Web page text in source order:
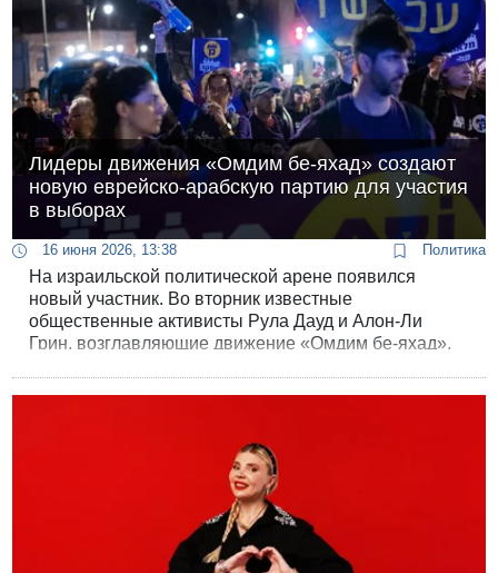
Лидеры движения «Омдим бе-яхад» создают
новую еврейско-арабскую партию для участия
в выборах
16 июня 2026, 13:38 Политика
На израильской политической арене появился
новый участник. Во вторник известные
общественные активисты Рула Дауд и Алон-Ли
Грин, возглавляющие движение «Омдим бе-яхад»,
“подлинный и равноправный еврейско-арабский
союз, призванный представлять интересы обеих